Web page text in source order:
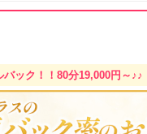
ック！！80分19,000円～♪♪